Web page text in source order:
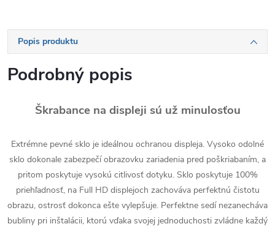
Popis produktu
Podrobný popis
Škrabance na displeji sú už minulosťou
Extrémne pevné sklo je ideálnou ochranou displeja. Vysoko odolné
sklo dokonale zabezpečí obrazovku zariadenia pred poškriabaním, a
pritom poskytuje vysokú citlivosť dotyku. Sklo poskytuje 100%
priehľadnosť, na Full HD displejoch zachováva perfektnú čistotu
obrazu, ostrosť dokonca ešte vylepšuje. Perfektne sedí nezanecháva
bubliny pri inštalácii, ktorú vďaka svojej jednoduchosti zvládne každý